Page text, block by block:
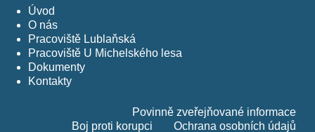
Úvod
O nás
Pracoviště Lublaňská
Pracoviště U Michelského lesa
Dokumenty
Kontakty
Povinně zveřejňované informace
Ochrana osobních údajů
Boj proti korupci